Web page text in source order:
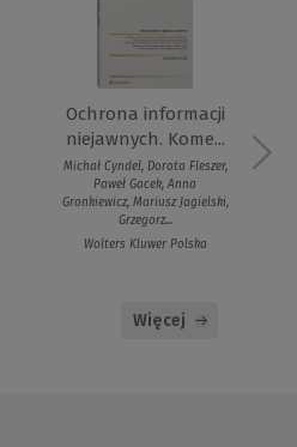
Ochrona informacji
niejawnych. Kome...
Michał Cyndel, Dorota Fleszer,
Paweł Gacek, Anna
Gronkiewicz, Mariusz Jagielski,
Grzegorz...
Wolters Kluwer Polska
Więcej